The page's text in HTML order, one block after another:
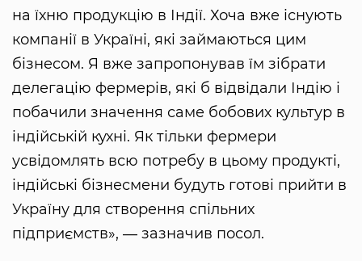
на їхню продукцію в Індії. Хоча вже існують
компанії в Україні, які займаються цим
бізнесом. Я вже запропонував їм зібрати
делегацію фермерів, які б відвідали Індію і
побачили значення саме бобових культур в
індійській кухні. Як тільки фермери
усвідомлять всю потребу в цьому продукті,
індійські бізнесмени будуть готові прийти в
Україну для створення спільних
підприємств», ― зазначив посол.